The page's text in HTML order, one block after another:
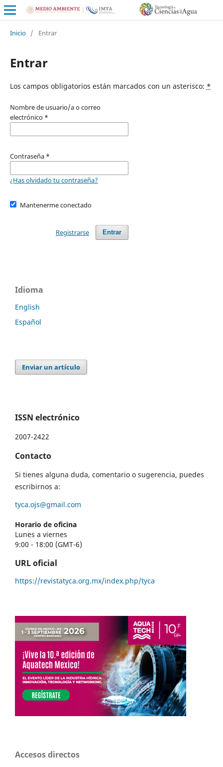
Inicio / Entrar
Entrar
Los campos obligatorios están marcados con un asterisco: *
Nombre de usuario/a o correo
electrónico *
Contraseña *
¿Has olvidado tu contraseña?
Mantenerme conectado
Entrar
Registrarse
Idioma
English
Español
Enviar un artículo
ISSN electrónico
2007-2422
Contacto
Si tienes alguna duda, comentario o sugerencia, puedes
escribirnos a:
tyca.ojs@gmail.com
Horario de oficina
Lunes a viernes
9:00 - 18:00 (GMT-6)
URL oficial
https://revistatyca.org.mx/index.php/tyca
Accesos directos